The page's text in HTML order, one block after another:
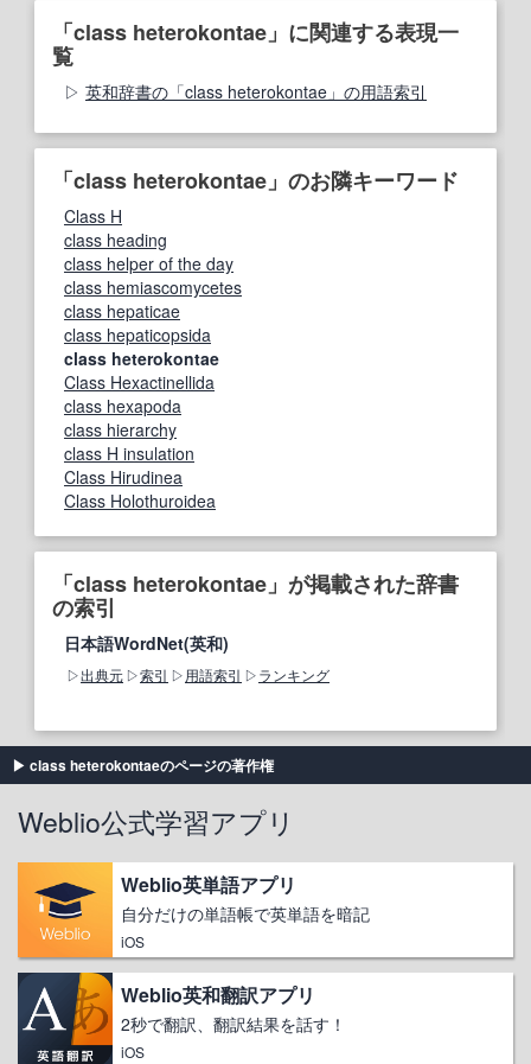
「class heterokontae」に関連する表現一
覧
英和辞書の「class heterokontae」の用語索引
「class heterokontae」のお隣キーワード
Class H
class heading
class helper of the day
class hemiascomycetes
class hepaticae
class hepaticopsida
class heterokontae
Class Hexactinellida
class hexapoda
class hierarchy
class H insulation
Class Hirudinea
Class Holothuroidea
「class heterokontae」が掲載された辞書
の索引
日本語WordNet(英和)
出典元 索引 用語索引 ランキング
class heterokontaeのページの著作権
Weblio公式学習アプリ
Weblio英単語アプリ
自分だけの単語帳で英単語を暗記
iOS
Weblio英和翻訳アプリ
2秒で翻訳、翻訳結果を話す！
iOS